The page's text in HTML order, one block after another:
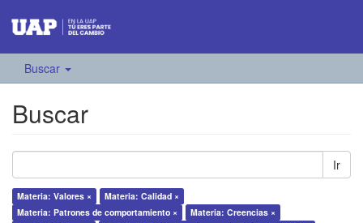
Buscar
Buscar
Ir
Materia: Valores ×
Materia: Calidad ×
Materia: Patrones de comportamiento ×
Materia: Creencias ×